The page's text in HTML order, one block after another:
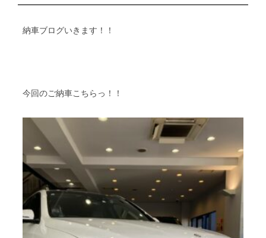
納車ブログいきます！！
今回のご納車こちらっ！！